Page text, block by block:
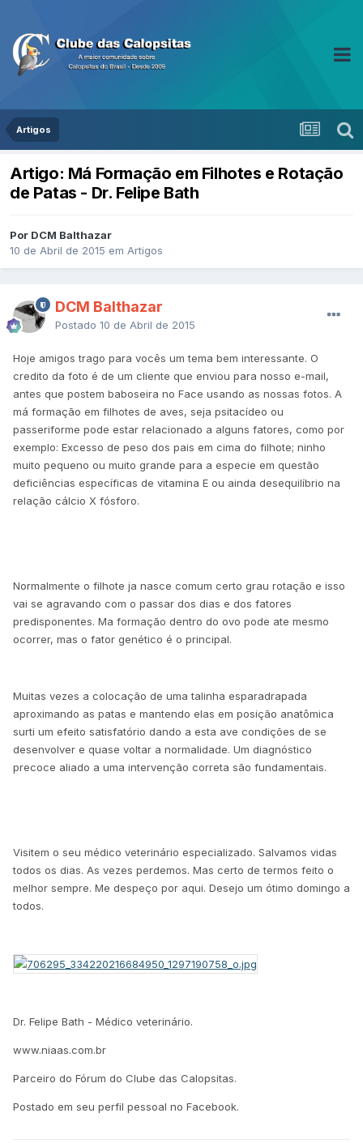
Artigos
Artigo: Má Formação em Filhotes e Rotação
de Patas - Dr. Felipe Bath
Por DCM Balthazar
10 de Abril de 2015 em Artigos
DCM Balthazar
Postado 10 de Abril de 2015
Hoje amigos trago para vocês um tema bem interessante. O
credito da foto é de um cliente que enviou para nosso e-mail,
antes que postem baboseira no Face usando as nossas fotos. A
má formação em filhotes de aves, seja psitacídeo ou
passeriforme pode estar relacionado a alguns fatores, como por
exemplo: Excesso de peso dos pais em cima do filhote; ninho
muito pequeno ou muito grande para a especie em questão
deficiências específicas de vitamina E ou ainda desequilíbrio na
relação cálcio X fósforo.
Normalmente o filhote ja nasce comum certo grau rotação e isso
vai se agravando com o passar dos dias e dos fatores
predisponentes. Ma formação dentro do ovo pode ate mesmo
ocorrer, mas o fator genético é o principal.
Muitas vezes a colocação de uma talinha esparadrapada
aproximando as patas e mantendo elas em posição anatômica
surti um efeito satisfatório dando a esta ave condições de se
desenvolver e quase voltar a normalidade. Um diagnóstico
precoce aliado a uma intervenção correta são fundamentais.
Visitem o seu médico veterinário especializado. Salvamos vidas
todos os dias. As vezes perdemos. Mas certo de termos feito o
melhor sempre. Me despeço por aqui. Desejo um ótimo domingo a
todos.
Dr. Felipe Bath - Médico veterinário.
www.niaas.com.br
Parceiro do Fórum do Clube das Calopsitas.
Postado em seu perfil pessoal no Facebook.